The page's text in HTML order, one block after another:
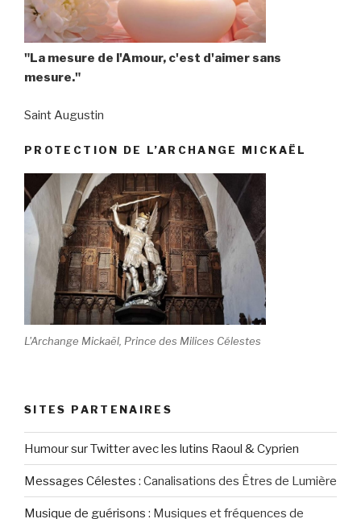
"La mesure de l'Amour, c'est d'aimer sans
mesure."
Saint Augustin
PROTECTION DE L’ARCHANGE MICKAËL
L'Archange Mickaël, Prince des Milices Célestes
SITES PARTENAIRES
Humour sur Twitter avec les lutins Raoul & Cyprien
Messages Célestes : Canalisations des Êtres de Lumière
Musique de guérisons : Musiques et fréquences de